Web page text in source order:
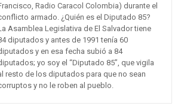
Radio Caracol Colombia) durante el
armado. ¿Quién es el Diputado 85?
Asamblea Legislativa de El Salvador tiene
diputados y antes de 1991 tenía 60
y en esa fecha subió a 84
yo soy el “Diputado 85”, que vigila
resto de los diputados para que no sean
y no le roben al pueblo.